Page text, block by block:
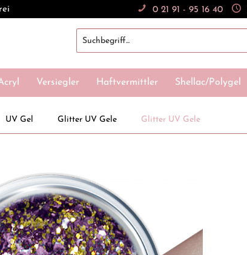
0 21 91 - 95 16 40
Versiegler Haftvermittler Shellac/Polygel
UV Gel Glitter UV Gele Glitter UV Gele